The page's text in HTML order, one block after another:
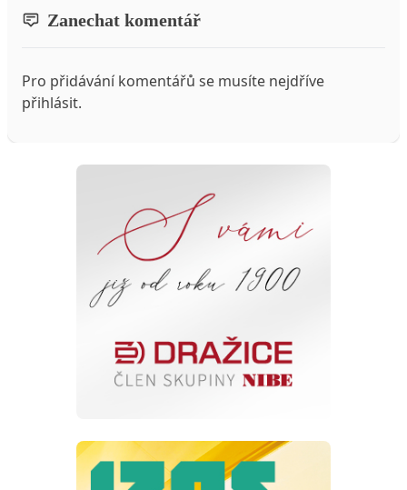
Zanechat komentář
Pro přidávání komentářů se musíte nejdříve
přihlásit.